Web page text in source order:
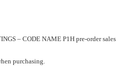
– CODE NAME P1H pre-order sales
purchasing.